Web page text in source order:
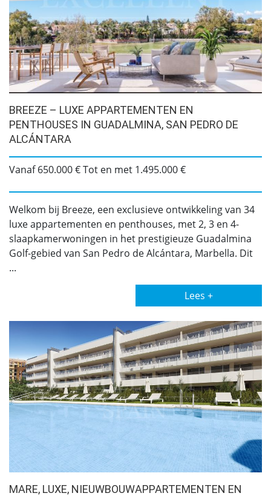
BREEZE – LUXE APPARTEMENTEN EN
PENTHOUSES IN GUADALMINA, SAN PEDRO DE
ALCÁNTARA
Vanaf 650.000 € Tot en met 1.495.000 €
Welkom bij Breeze, een exclusieve ontwikkeling van 34
luxe appartementen en penthouses, met 2, 3 en 4-
slaapkamerwoningen in het prestigieuze Guadalmina
Golf-gebied van San Pedro de Alcántara, Marbella. Dit
...
Lees +
MARE, LUXE, NIEUWBOUWAPPARTEMENTEN EN